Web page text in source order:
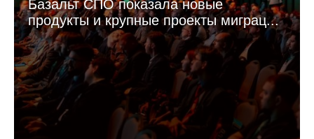
Базальт СПО показала новые
продукты и крупные проекты миграц...